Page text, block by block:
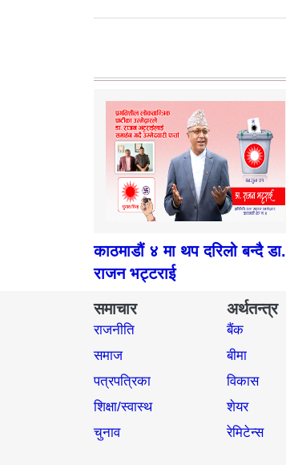
काठमाडौं ४ मा थप दरिलो बन्दै डा.
राजन भट्टराई
समाचार
राजनीति
समाज​
पत्रपत्रिका
शिक्षा/स्वास्थ
चुनाव
अर्थतन्त्र
बैंक
बीमा
विकास
शेयर
रेमिटेन्स